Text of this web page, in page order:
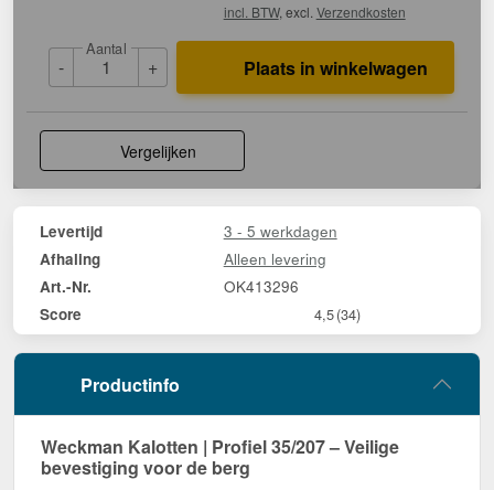
incl. BTW, excl. Verzendkosten
-
Aantal
+ Plaats in winkelwagen
Vergelijken
Levertijd 3 - 5 werkdagen
Afhaling Alleen levering
Art.-Nr. OK413296
Score 4,5(34)
Productinfo
Weckman Kalotten | Profiel 35/207 – Veilige
bevestiging voor de berg